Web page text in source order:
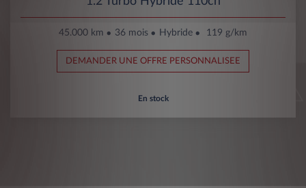
45.000 km 36 mois Hybride 119 g/km
DEMANDER UNE OFFRE PERSONNALISEE
En stock